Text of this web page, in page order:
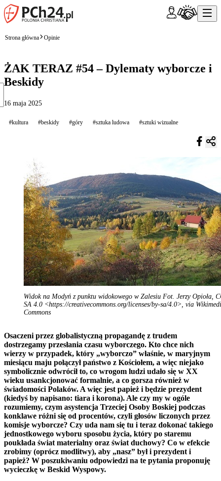
Strona główna Opinie
ŻAK TERAZ #54 – Dylematy wyborcze i
Beskidy
16 maja 2025
#kultura #beskidy #góry #sztuka ludowa #sztuki wizualne
Widok na Modyń z punktu widokowego w Zalesiu Fot. Jerzy Opioła,
SA 4.0 <https://creativecommons.org/licenses/by-sa/4.0>, via
Commons
Osaczeni przez globalistyczną propagandę z trudem
dostrzegamy przesłania czasu wyborczego. Kto chce nich
wierzy w przypadek, który „wyborczo” właśnie, w maryjnym
miesiącu maju połączył państwo z Kościołem, a więc niejako
symbolicznie odwrócił to, co wrogom ludzi udało się w XX
wieku usankcjonować formalnie, a co gorsza również w
świadomości Polaków. A więc jest papież i będzie prezydent
(kiedyś by napisano: tiara i korona). Ale czy my w ogóle
rozumiemy, czym asystencja Trzeciej Osoby Boskiej podczas
konklawe różni się od procentów, czyli głosów liczonych przez
komisje wyborcze? Czy uda nam się tu i teraz dokonać takiego
jednostkowego wyboru sposobu życia, który po staremu
poukłada świat materialny oraz świat duchowy? Co w efekcie
zrobimy (oprócz modlitwy), aby „nasz” był i prezydent i
papież? W poszukiwaniu odpowiedzi na te pytania proponuję
wycieczkę w Beskid Wyspowy.